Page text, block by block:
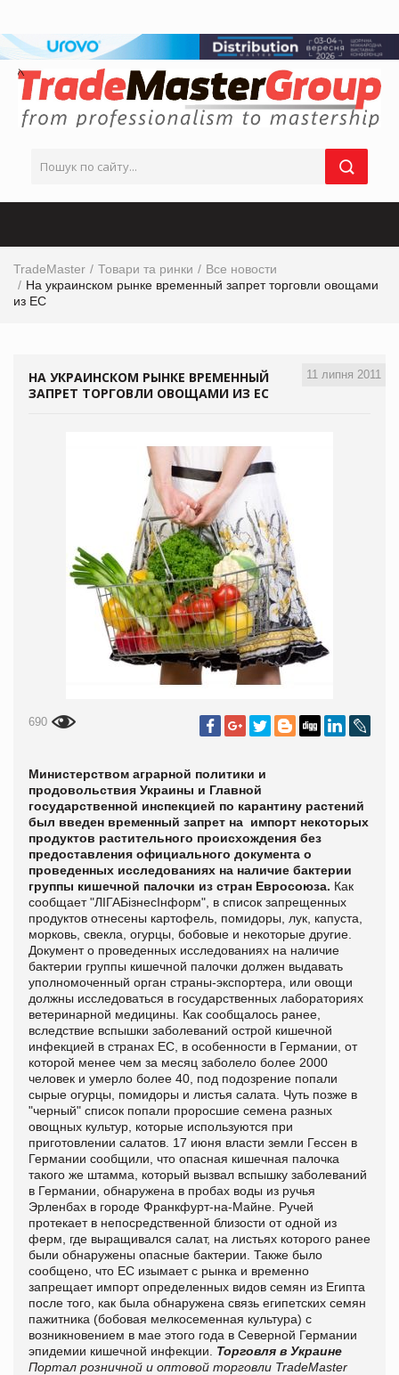
TradeMaster Товари та ринки
Все новости
На украинском рынке временный запрет торговли овощами
из ЕС
11 липня 2011
НА УКРАИНСКОМ РЫНКЕ ВРЕМЕННЫЙ
ЗАПРЕТ ТОРГОВЛИ ОВОЩАМИ ИЗ ЕС
690
Министерством аграрной политики и
продовольствия Украины и Главной
государственной инспекцией по карантину растений
был введен временный запрет на импорт некоторых
продуктов растительного происхождения без
предоставления официального документа о
проведенных исследованиях на наличие бактерии
группы кишечной палочки из стран Евросоюза. Как
сообщает "ЛIГАБiзнесIнформ", в список запрещенных
продуктов отнесены картофель, помидоры, лук, капуста,
морковь, свекла, огурцы, бобовые и некоторые другие.
Документ о проведенных исследованиях на наличие
бактерии группы кишечной палочки должен выдавать
уполномоченный орган страны-экспортера, или овощи
должны исследоваться в государственных лабораториях
ветеринарной медицины. Как сообщалось ранее,
вследствие вспышки заболеваний острой кишечной
инфекцией в странах ЕС, в особенности в Германии, от
которой менее чем за месяц заболело более 2000
человек и умерло более 40, под подозрение попали
сырые огурцы, помидоры и листья салата. Чуть позже в
"черный" список попали проросшие семена разных
овощных культур, которые используются при
приготовлении салатов. 17 июня власти земли Гессен в
Германии сообщили, что опасная кишечная палочка
такого же штамма, который вызвал вспышку заболеваний
в Германии, обнаружена в пробах воды из ручья
Эрленбах в городе Франкфурт-на-Майне. Ручей
протекает в непосредственной близости от одной из
ферм, где выращивался салат, на листьях которого ранее
были обнаружены опасные бактерии. Также было
сообщено, что ЕС изымает с рынка и временно
запрещает импорт определенных видов семян из Египта
после того, как была обнаружена связь египетских семян
пажитника (бобовая мелкосеменная культура) с
возникновением в мае этого года в Северной Германии
эпидемии кишечной инфекции. Торговля в Украине
Портал розничной и оптовой торговли TradeMaster